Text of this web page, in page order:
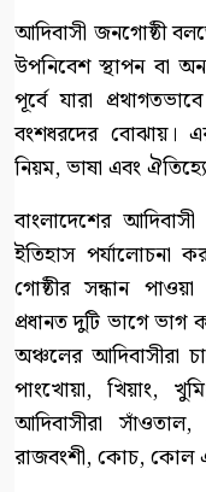
আদিবাসী জনগোষ্ঠী
উপনিবেশ স্থাপন বা
পূর্বে যারা
বংশধরদের বোঝায়।
নিয়ম, ভাষা এবং
বাংলাদেশের আদিবাসী
ইতিহাস পর্যালোচনা
গোষ্ঠীর সন্ধান
প্রধানত দুটি ভাগে ভাগ
অঞ্চলের আদিবাসীরা
পাংখোয়া, খিয়াং,
আদিবাসীরা
রাজবংশী, কোচ, কোল